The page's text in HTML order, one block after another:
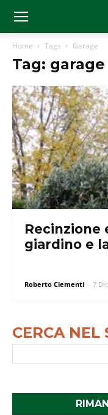
Home Tags Garage
Tag: garage
Recinzione
giardino e
Roberto Clementi - 7
CERCA NEL